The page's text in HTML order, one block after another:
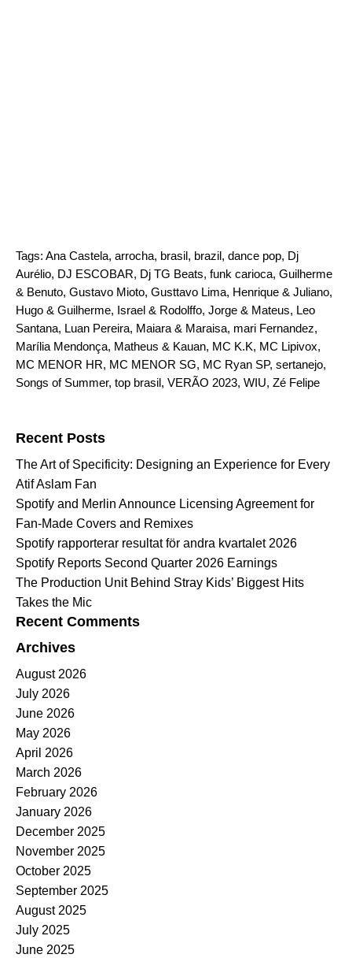
Tags: Ana Castela, arrocha, brasil, brazil, dance pop, Dj
Aurélio, DJ ESCOBAR, Dj TG Beats, funk carioca, Guilherme
& Benuto, Gustavo Mioto, Gusttavo Lima, Henrique & Juliano,
Hugo & Guilherme, Israel & Rodolffo, Jorge & Mateus, Leo
Santana, Luan Pereira, Maiara & Maraisa, mari Fernandez,
Marília Mendonça, Matheus & Kauan, MC K.K, MC Lipivox,
MC MENOR HR, MC MENOR SG, MC Ryan SP, sertanejo,
Songs of Summer, top brasil, VERÃO 2023, WIU, Zé Felipe
Recent Posts
The Art of Specificity: Designing an Experience for Every
Atif Aslam Fan
Spotify and Merlin Announce Licensing Agreement for
Fan-Made Covers and Remixes
Spotify rapporterar resultat för andra kvartalet 2026
Spotify Reports Second Quarter 2026 Earnings
The Production Unit Behind Stray Kids’ Biggest Hits
Takes the Mic
Recent Comments
Archives
August 2026
July 2026
June 2026
May 2026
April 2026
March 2026
February 2026
January 2026
December 2025
November 2025
October 2025
September 2025
August 2025
July 2025
June 2025